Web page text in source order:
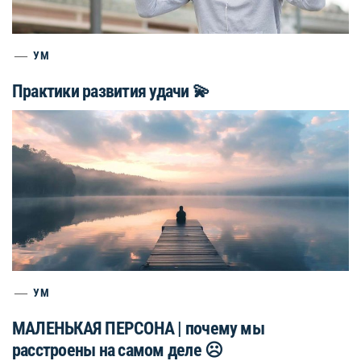
УМ
Практики развития удачи 💫
УМ
МАЛЕНЬКАЯ ПЕРСОНА | почему мы
расстроены на самом деле ☹️